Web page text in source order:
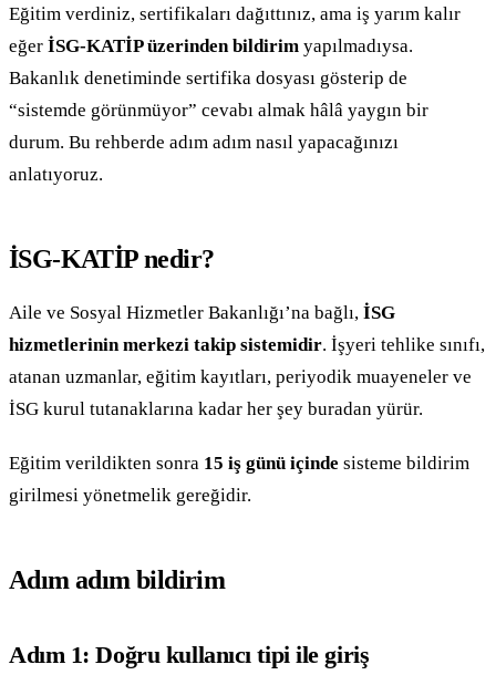
Eğitim verdiniz, sertifikaları dağıttınız, ama iş yarım kalır
eğer İSG-KATİP üzerinden bildirim yapılmadıysa.
Bakanlık denetiminde sertifika dosyası gösterip de
“sistemde görünmüyor” cevabı almak hâlâ yaygın bir
durum. Bu rehberde adım adım nasıl yapacağınızı
anlatıyoruz.
İSG-KATİP nedir?
Aile ve Sosyal Hizmetler Bakanlığı’na bağlı, İSG
hizmetlerinin merkezi takip sistemidir. İşyeri tehlike sınıfı,
atanan uzmanlar, eğitim kayıtları, periyodik muayeneler ve
İSG kurul tutanaklarına kadar her şey buradan yürür.
Eğitim verildikten sonra 15 iş günü içinde sisteme bildirim
girilmesi yönetmelik gereğidir.
Adım adım bildirim
Adım 1: Doğru kullanıcı tipi ile giriş